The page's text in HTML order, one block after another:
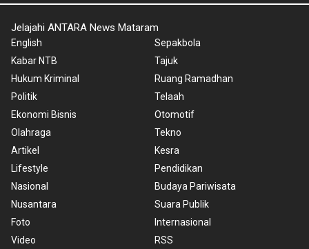
Jelajahi ANTARA News Mataram
English
Kabar NTB
Hukum Kriminal
Politik
Ekonomi Bisnis
Olahraga
Artikel
Lifestyle
Nasional
Nusantara
Foto
Video
Sepakbola
Tajuk
Ruang Ramadhan
Telaah
Otomotif
Tekno
Kesra
Pendidikan
Budaya Pariwisata
Suara Publik
Internasional
RSS